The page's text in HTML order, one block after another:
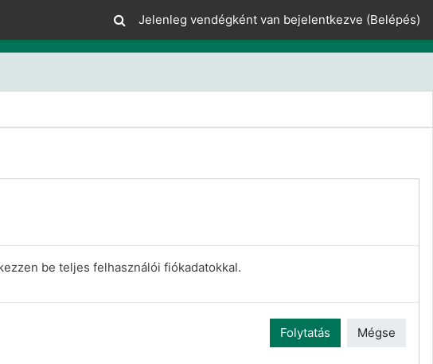
Jelenleg vendégként van bejelentkezve (Belépés)
be teljes felhasználói fiókadatokkal.
Folytatás Mégse